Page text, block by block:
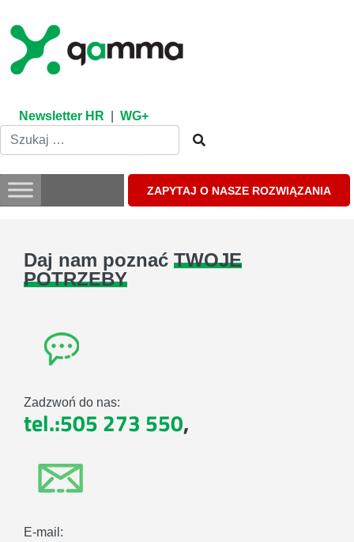
content
Newsletter HR WG+
ZAPYTAJ O NASZE ROZWIĄZANIA
Daj nam poznać TWOJE
POTRZEBY
Zadzwoń do nas:
tel.:505 273 550,
E-mail: